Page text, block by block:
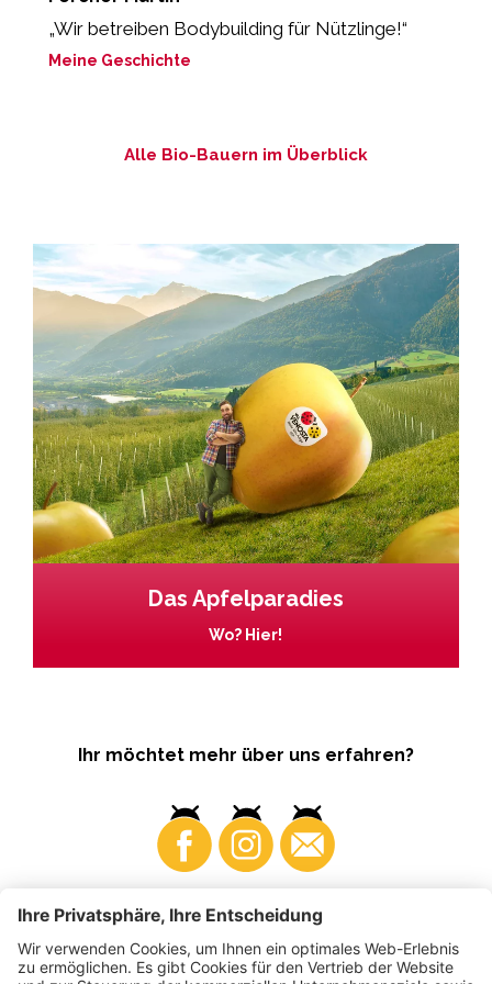
„Wir betreiben Bodybuilding für Nützlinge!“
Meine Geschichte
Alle Bio-Bauern im Überblick
Das Apfelparadies
Wo? Hier!
Ihr möchtet mehr über uns erfahren?
Business Produzenten